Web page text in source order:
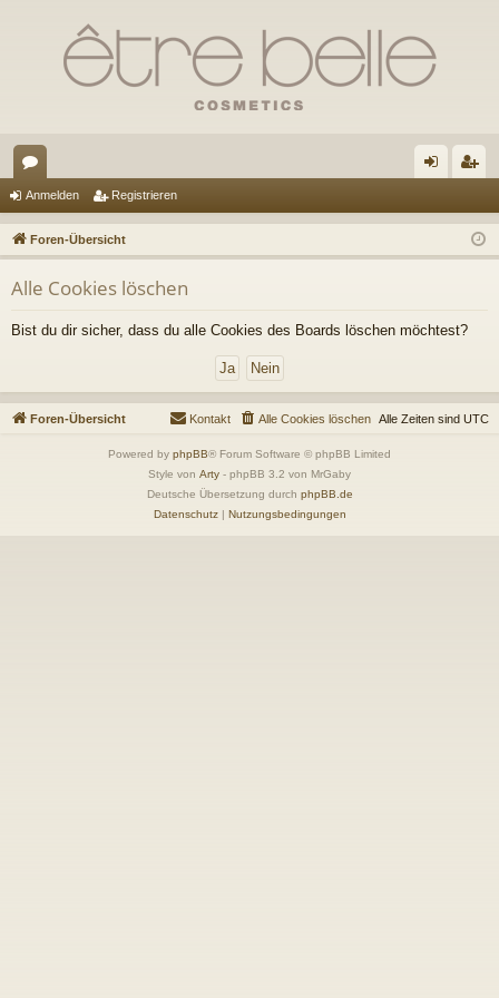
or
en m
el
n
ist
rie
Anmelden Registrieren
Foren-Übersicht
Alle Cookies löschen
Bist du dir sicher, dass du alle Cookies des Boards löschen möchtest?
Foren-Übersicht Alle Zeiten sind UTC
Alle Cookies löschen
Kontakt
Powered by phpBB® Forum Software © phpBB Limited
Style von Arty - phpBB 3.2 von MrGaby
Deutsche Übersetzung durch phpBB.de
Datenschutz| Nutzungsbedingungen